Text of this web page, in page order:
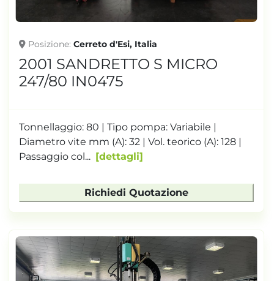
Posizione Cerreto d'Esi, Italia
2001 SANDRETTO S MICRO
247/80 IN0475
Tonnellaggio: 80 | Tipo pompa: Variabile |
Diametro vite mm (A): 32 | Vol. teorico (A): 128 |
Passaggio col...
dettagli
Richiedi Quotazione